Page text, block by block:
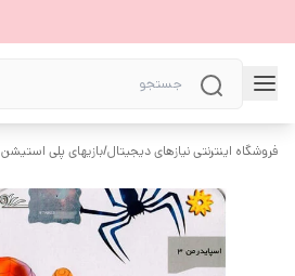
فروشگاه اینترنتی نیازهای دیجیتال/بازیهای پلی استیشن ۲